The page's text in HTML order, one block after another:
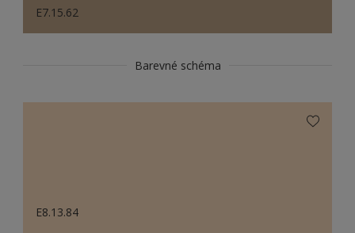
E7.15.62
Barevné schéma
E8.13.84